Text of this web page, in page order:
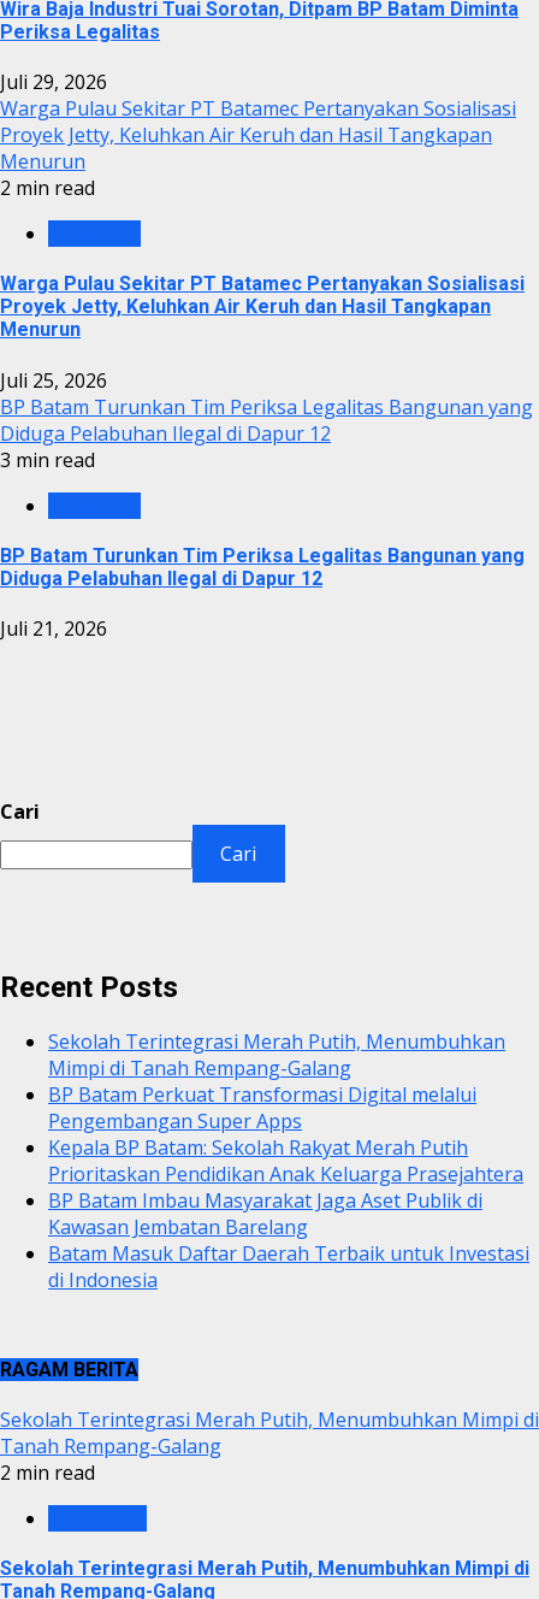
Wira Baja Industri Tuai Sorotan, Ditpam BP Batam Diminta
Periksa Legalitas
Juli 29, 2026
Warga Pulau Sekitar PT Batamec Pertanyakan Sosialisasi
Proyek Jetty, Keluhkan Air Keruh dan Hasil Tangkapan
Menurun
2 min read
Warga Pulau Sekitar PT Batamec Pertanyakan Sosialisasi
Proyek Jetty, Keluhkan Air Keruh dan Hasil Tangkapan
Menurun
Juli 25, 2026
BP Batam Turunkan Tim Periksa Legalitas Bangunan yang
Diduga Pelabuhan Ilegal di Dapur 12
3 min read
BP Batam Turunkan Tim Periksa Legalitas Bangunan yang
Diduga Pelabuhan Ilegal di Dapur 12
Juli 21, 2026
Cari
Cari
Recent Posts
Sekolah Terintegrasi Merah Putih, Menumbuhkan
Mimpi di Tanah Rempang-Galang
BP Batam Perkuat Transformasi Digital melalui
Pengembangan Super Apps
Kepala BP Batam: Sekolah Rakyat Merah Putih
Prioritaskan Pendidikan Anak Keluarga Prasejahtera
BP Batam Imbau Masyarakat Jaga Aset Publik di
Kawasan Jembatan Barelang
Batam Masuk Daftar Daerah Terbaik untuk Investasi
di Indonesia
RAGAM BERITA
Sekolah Terintegrasi Merah Putih, Menumbuhkan Mimpi di
Tanah Rempang-Galang
2 min read
Sekolah Terintegrasi Merah Putih, Menumbuhkan Mimpi di
Tanah Rempang-Galang